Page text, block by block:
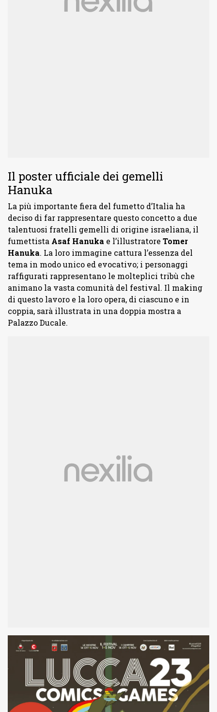
Il poster ufficiale dei gemelli
Hanuka
La più importante fiera del fumetto d’Italia ha
deciso di far rappresentare questo concetto a due
talentuosi fratelli gemelli di origine israeliana, il
fumettista Asaf Hanuka e l’illustratore Tomer
Hanuka. La loro immagine cattura l’essenza del
tema in modo unico ed evocativo; i personaggi
raffigurati rappresentano le molteplici tribù che
animano la vasta comunità del festival. Il making
di questo lavoro e la loro opera, di ciascuno e in
coppia, sarà illustrata in una doppia mostra a
Palazzo Ducale.